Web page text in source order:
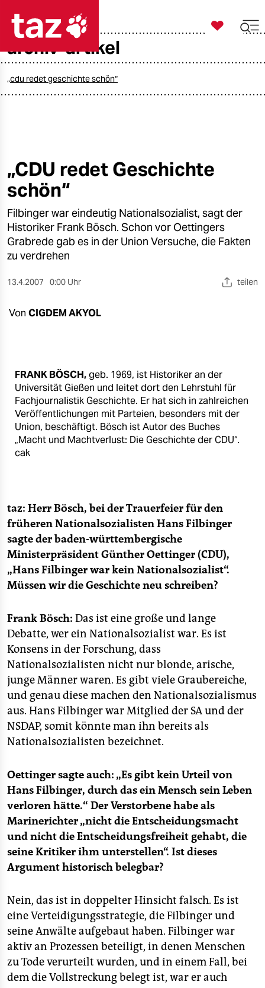
taz zahl ich
öko
gesellschaft
kultur
sport
wahrheit
verlag
veranstaltungen
shop
fragen & hilfe
genossenschaft
epaper login

taz zahl ich
archiv-artikel
„cdu redet geschichte schön“
„CDU redet Geschichte
schön“
Filbinger war eindeutig Nationalsozialist, sagt der
Historiker Frank Bösch. Schon vor Oettingers
Grabrede gab es in der Union Versuche, die Fakten
zu verdrehen
13.4.2007 0:00 Uhr teilen
Von CIGDEM AKYOL
FRANK BÖSCH,geb. 1969, ist Historiker an der
Universität Gießen und leitet dort den Lehrstuhl für
Fachjournalistik Geschichte. Er hat sich in zahlreichen
Veröffentlichungen mit Parteien, besonders mit der
Union, beschäftigt. Bösch ist Autor des Buches
„Macht und Machtverlust: Die Geschichte der CDU“.
cak
taz: Herr Bösch, bei der Trauerfeier für den
früheren Nationalsozialisten Hans Filbinger
sagte der baden-württembergische
Ministerpräsident Günther Oettinger (CDU),
„Hans Filbinger war kein Nationalsozialist“.
Müssen wir die Geschichte neu schreiben?
Frank Bösch: Das ist eine große und lange
Debatte, wer ein Nationalsozialist war. Es ist
Konsens in der Forschung, dass
Nationalsozialisten nicht nur blonde, arische,
junge Männer waren. Es gibt viele Graubereiche,
und genau diese machen den Nationalsozialismus
aus. Hans Filbinger war Mitglied der SA und der
NSDAP, somit könnte man ihn bereits als
Nationalsozialisten bezeichnet.
Oettinger sagte auch: „Es gibt kein Urteil von
Hans Filbinger, durch das ein Mensch sein Leben
verloren hätte.“ Der Verstorbene habe als
Marinerichter „nicht die Entscheidungsmacht
und nicht die Entscheidungsfreiheit gehabt, die
seine Kritiker ihm unterstellen“. Ist dieses
Argument historisch belegbar?
Nein, das ist in doppelter Hinsicht falsch. Es ist
eine Verteidigungsstrategie, die Filbinger und
seine Anwälte aufgebaut haben. Filbinger war
aktiv an Prozessen beteiligt, in denen Menschen
zu Tode verurteilt wurden, und in einem Fall, bei
dem die Vollstreckung belegt ist, war er auch